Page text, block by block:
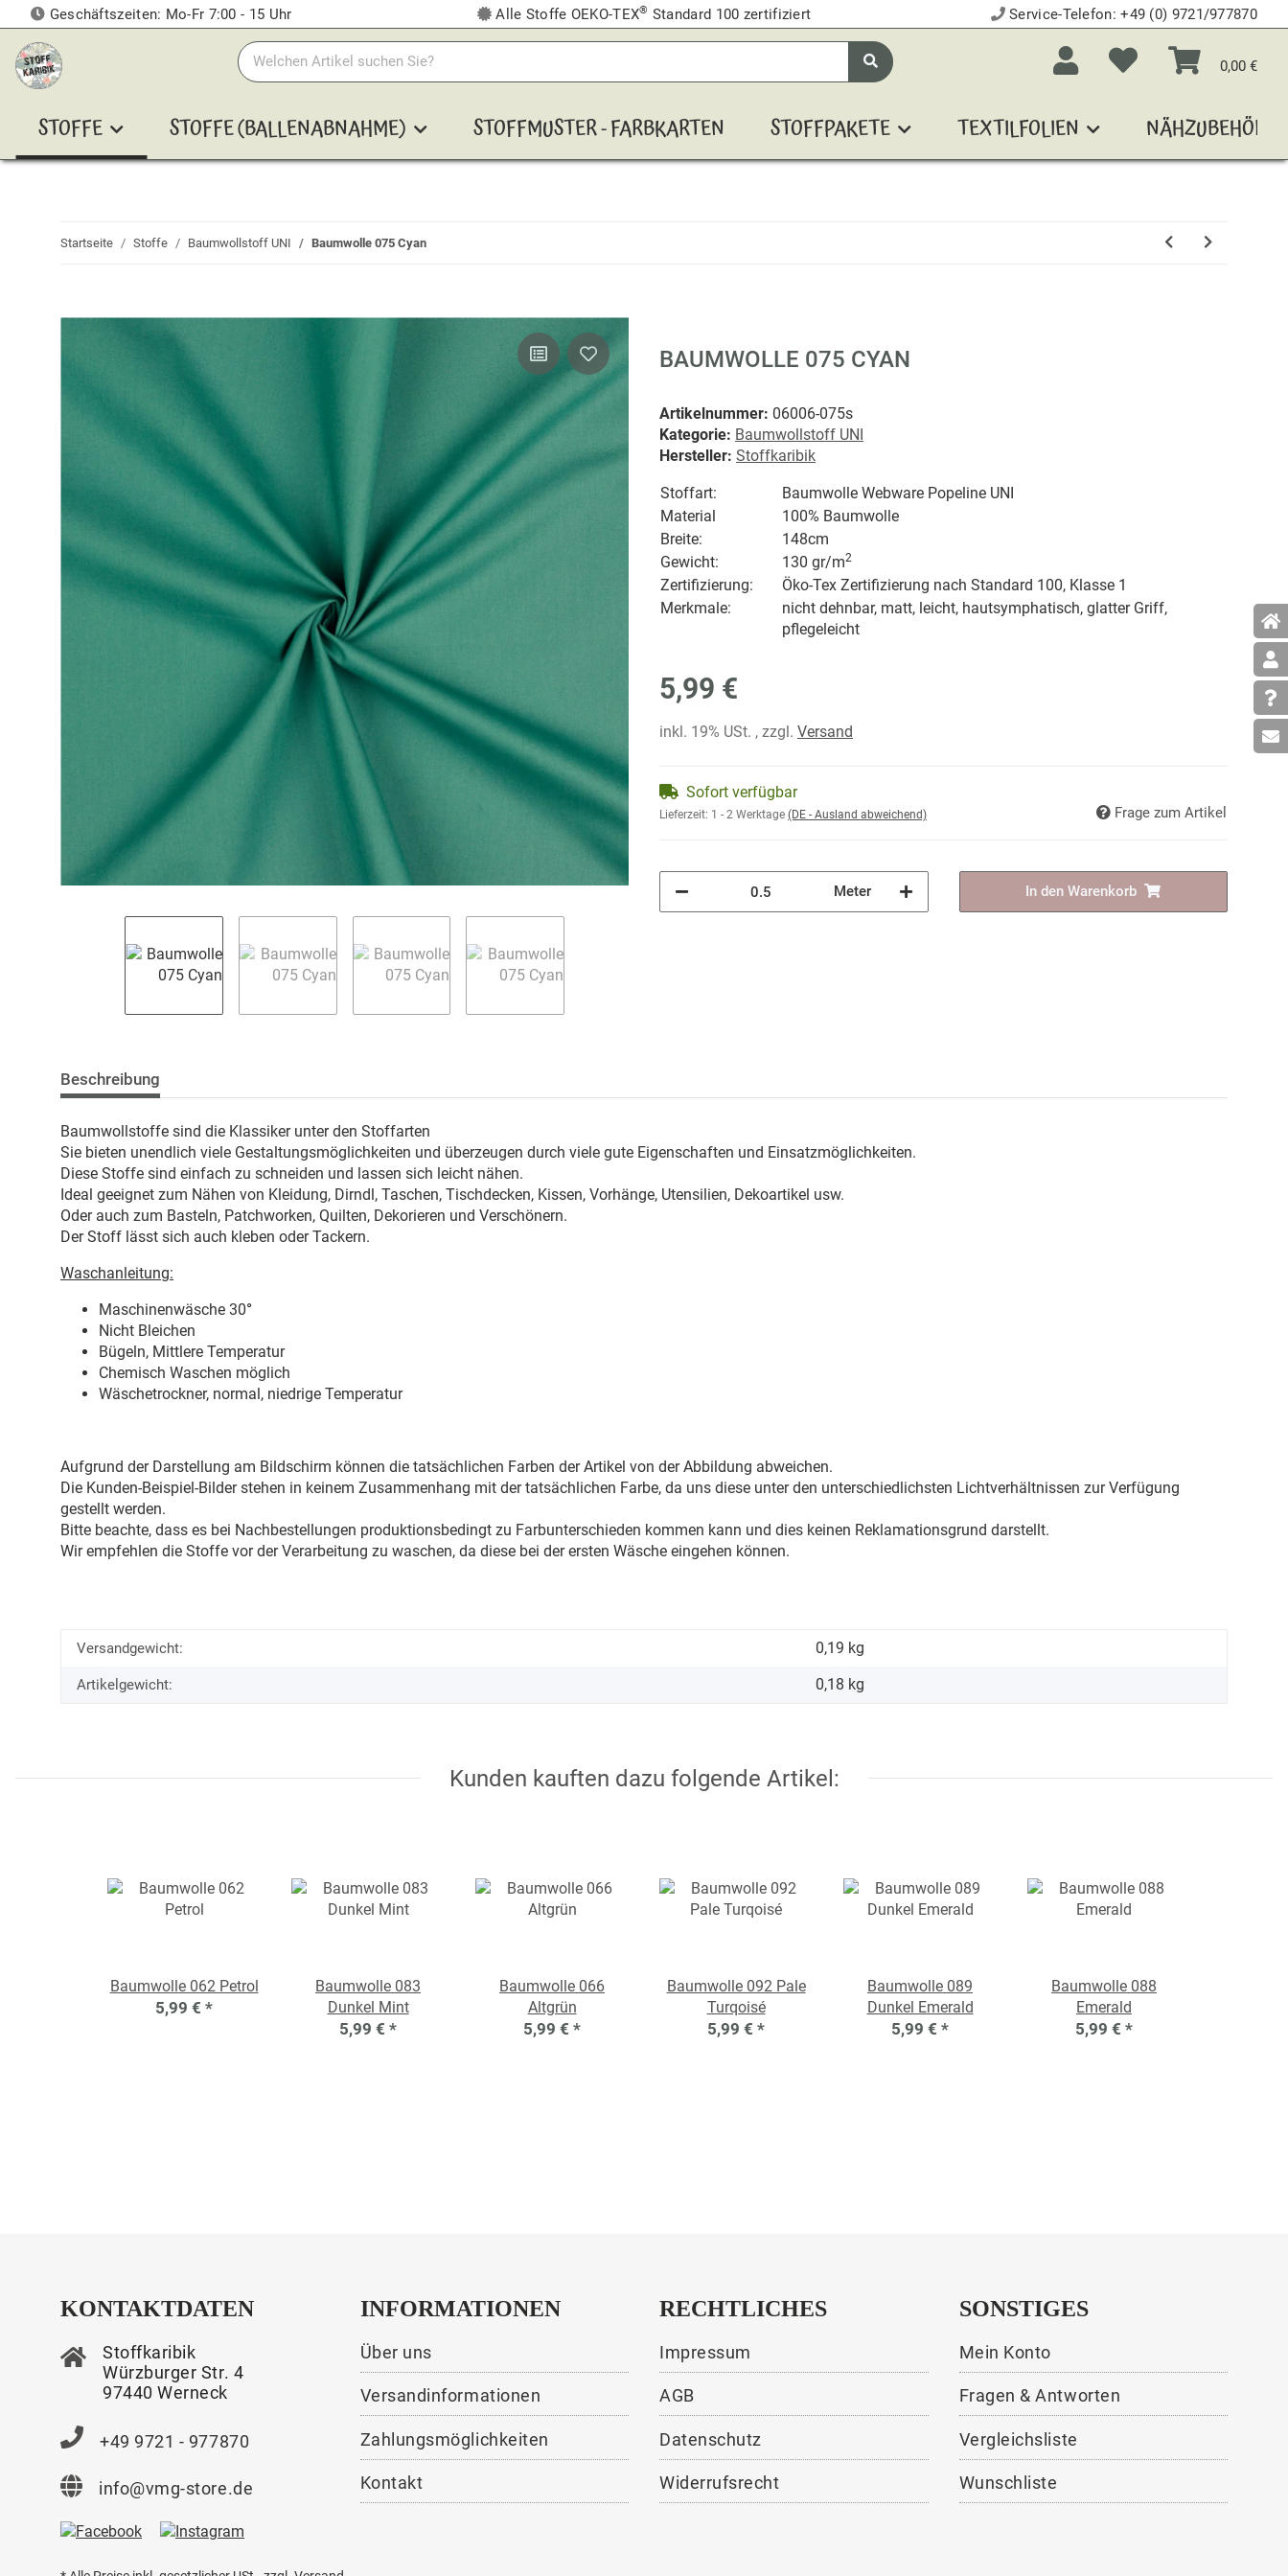
Geschäftszeiten: Mo-Fr 7:00 - 15 Uhr Alle Stoffe OEKO-TEX® Standard 100 zertifiziert Service-Telefon:+49 (0) 9721/977870
0,00 €
STOFFE STOFFE (BALLENABNAHME) STOFFMUSTER - FARBKARTEN STOFFPAKETE TEXTILFOLIEN NÄHZUBEHÖR
Startseite Stoffe Baumwollstoff UNI Baumwolle 075 Cyan
BAUMWOLLE 075 CYAN
Artikelnummer: 06006-075s
Kategorie: Baumwollstoff UNI
Hersteller: Stoffkaribik
Stoffart:
Baumwolle Webware Popeline UNI
Material
100% Baumwolle
Breite:
148cm
Gewicht:
130 gr/m2
Zertifizierung:
Öko-Tex Zertifizierung nach Standard 100, Klasse 1
Merkmale:
nicht dehnbar, matt, leicht, hautsymphatisch, glatter Griff,
pflegeleicht
5,99 €
inkl. 19% USt. , zzgl. Versand
Sofort verfügbar
Lieferzeit: 1 - 2 Werktage (DE - Ausland abweichend) Frage zum Artikel
Meter In den Warenkorb
Beschreibung
Baumwollstoffe sind die Klassiker unter den Stoffarten
Sie bieten unendlich viele Gestaltungsmöglichkeiten und überzeugen durch viele gute Eigenschaften und Einsatzmöglichkeiten.
Diese Stoffe sind einfach zu schneiden und lassen sich leicht nähen.
Ideal geeignet zum Nähen von Kleidung, Dirndl, Taschen, Tischdecken, Kissen, Vorhänge, Utensilien, Dekoartikel usw.
Oder auch zum Basteln, Patchworken, Quilten, Dekorieren und Verschönern.
Der Stoff lässt sich auch kleben oder Tackern.
Waschanleitung:
Maschinenwäsche 30°
Nicht Bleichen
Bügeln, Mittlere Temperatur
Chemisch Waschen möglich
Wäschetrockner, normal, niedrige Temperatur
Aufgrund der Darstellung am Bildschirm können die tatsächlichen Farben der Artikel von der Abbildung abweichen.
Die Kunden-Beispiel-Bilder stehen in keinem Zusammenhang mit der tatsächlichen Farbe, da uns diese unter den unterschiedlichsten Lichtverhältnissen zur Verfügung
gestellt werden.
Bitte beachte, dass es bei Nachbestellungen produktionsbedingt zu Farbunterschieden kommen kann und dies keinen Reklamationsgrund darstellt.
Wir empfehlen die Stoffe vor der Verarbeitung zu waschen, da diese bei der ersten Wäsche eingehen können.
Versandgewicht: 0,19 kg
Artikelgewicht: 0,18 kg
Kunden kauften dazu folgende Artikel:
Baumwolle 062 Petrol
5,99 € *
Baumwolle 083
Dunkel Mint
5,99 € *
Baumwolle 066
Altgrün
5,99 € *
Baumwolle 092 Pale
Turqoisé
5,99 € *
Baumwolle 089
Dunkel Emerald
5,99 € *
Baumwolle 088
Emerald
5,99 € *
KONTAKTDATEN
Stoffkaribik
Würzburger Str. 4
97440 Werneck
+49 9721 - 977870
info@vmg-store.de
INFORMATIONEN
Über uns
Versandinformationen
Zahlungsmöglichkeiten
Kontakt
RECHTLICHES
Impressum
AGB
Datenschutz
Widerrufsrecht
SONSTIGES
Mein Konto
Fragen & Antworten
Vergleichsliste
Wunschliste